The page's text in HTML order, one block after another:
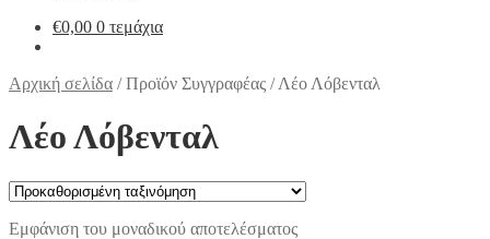
€0,00 0 τεμάχια
Αρχική σελίδα /Προϊόν Συγγραφέας /Λέο Λόβενταλ
Λέο Λόβενταλ
Εμφάνιση του μοναδικού αποτελέσματος